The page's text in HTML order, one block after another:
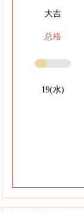
大吉
总格
19(水)